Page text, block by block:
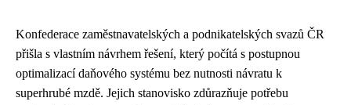
Konfederace zaměstnavatelských a podnikatelských svazů ČR
přišla s vlastním návrhem řešení, který počítá s postupnou
optimalizací daňového systému bez nutnosti návratu k
superhrubé mzdě. Jejich stanovisko zdůrazňuje potřebu